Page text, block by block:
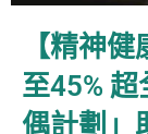
【精神
至45%
偶計劃」